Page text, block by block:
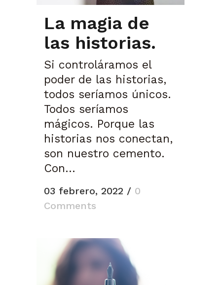
La magia de
las historias.
Si controláramos el
poder de las historias,
todos seríamos únicos.
Todos seríamos
mágicos. Porque las
historias nos conectan,
son nuestro cemento.
Con...
03 febrero, 2022 / 0
Comments